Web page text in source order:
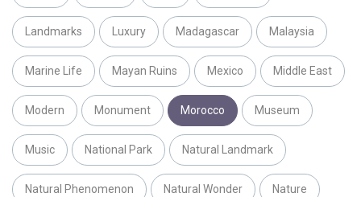
Landmarks Luxury Madagascar Malaysia
Marine Life Mayan Ruins Mexico Middle East
Modern Monument Morocco Museum
Music National Park Natural Landmark
Natural Phenomenon Natural Wonder Nature